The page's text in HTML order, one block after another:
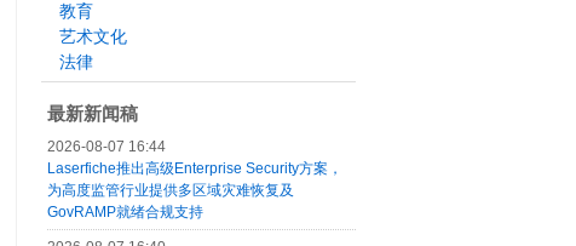
教育
艺术文化
法律
最新新闻稿
2026-08-07 16:44
Laserfiche推出高级Enterprise Security方案，
为高度监管行业提供多区域灾难恢复及
GovRAMP就绪合规支持